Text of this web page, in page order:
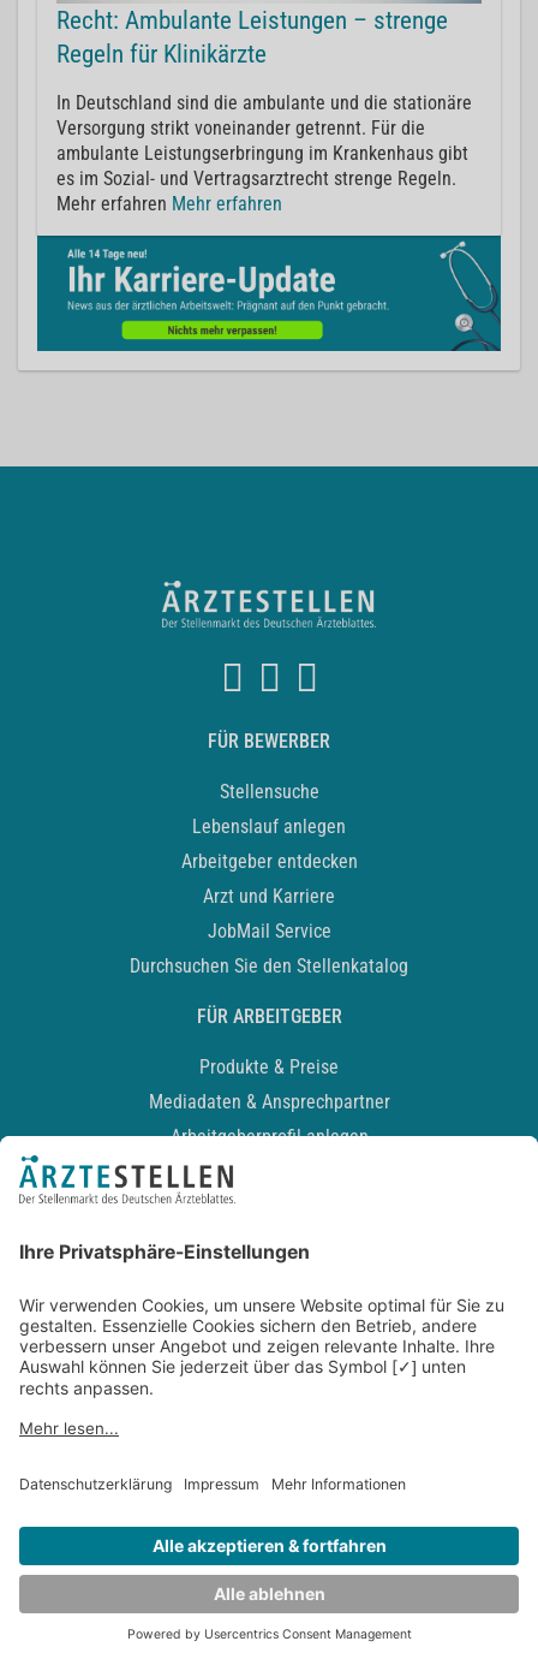
Recht: Ambulante Leistungen – strenge
Regeln für Klinikärzte
In Deutschland sind die ambulante und die stationäre
Versorgung strikt voneinander getrennt. Für die
ambulante Leistungserbringung im Krankenhaus gibt
es im Sozial- und Vertragsarztrecht strenge Regeln.
Mehr erfahren Mehr erfahren
FÜR BEWERBER
Stellensuche
Lebenslauf anlegen
Arbeitgeber entdecken
Arzt und Karriere
JobMail Service
Durchsuchen Sie den Stellenkatalog
FÜR ARBEITGEBER
Produkte & Preise
Mediadaten & Ansprechpartner
Arbeitgeberprofil anlegen
Recruiting-Podcast
Kontakt
Datenschutz
Newsletter
Entwickelt durchJOBIQO